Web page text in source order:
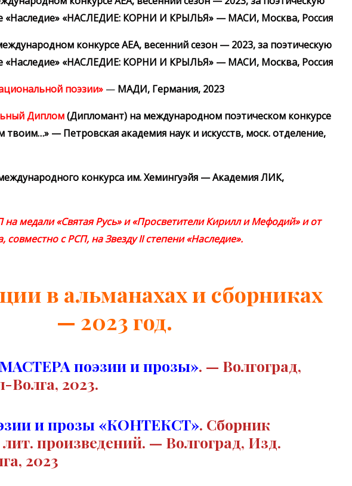
«Наследие» «НАСЛЕДИЕ: КОРНИ И КРЫЛЬЯ» — МАСИ, Москва, Россия
конкурсе АЕА, весенний сезон — 2023, за поэтическую
«Наследие» «НАСЛЕДИЕ: КОРНИ И КРЫЛЬЯ» — МАСИ, Москва, Россия
поэзии» — МАДИ, Германия, 2023
Диплом(Дипломант) на международном поэтическом конкурсе
твоим…» — Петровская академия наук и искусств, моск. отделение,
конкурса им. Хемингуэйя — Академия ЛИК,
медали «Святая Русь» и «Просветители Кирилл и Мефодий» и от
совместно с РСП, на Звезду IIстепени «Наследие».
в альманахах и сборниках
— 2023 год.
поэзии и прозы». — Волгоград,
Волга, 2023.
и прозы «КОНТЕКСТ». Сборник
произведений. — Волгоград, Изд.
2023